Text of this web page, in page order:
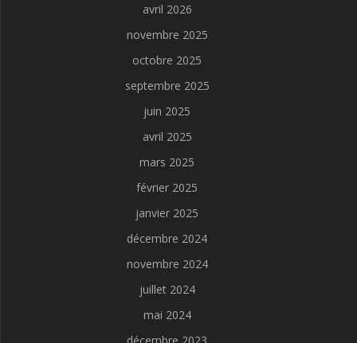
avril 2026
novembre 2025
octobre 2025
septembre 2025
juin 2025
avril 2025
mars 2025
février 2025
janvier 2025
décembre 2024
novembre 2024
juillet 2024
mai 2024